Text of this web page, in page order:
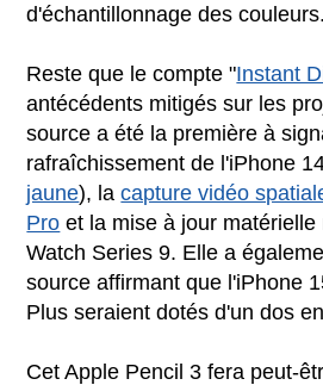
d'échantillonnage des couleurs.
Reste que le compte "Instant
antécédents mitigés sur les
source a été la première à
rafraîchissement de l'iPhone
jaune), lacapture vidéo
Pro et la mise à jour
Watch Series 9. Elle a
source affirmant que l'iPhone
Plus seraient dotés d'un dos
Cet Apple Pencil 3 fera peut-